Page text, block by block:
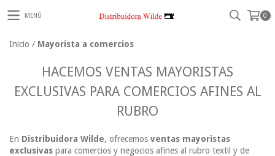
MENÚ 0
Inicio / Mayorista a comercios
HACEMOS VENTAS MAYORISTAS
EXCLUSIVAS PARA COMERCIOS AFINES AL
RUBRO
En Distribuidora Wilde, ofrecemos ventas mayoristas
exclusivas para comercios y negocios afines al rubro textil y de